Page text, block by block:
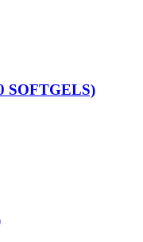
SOFTGELS)